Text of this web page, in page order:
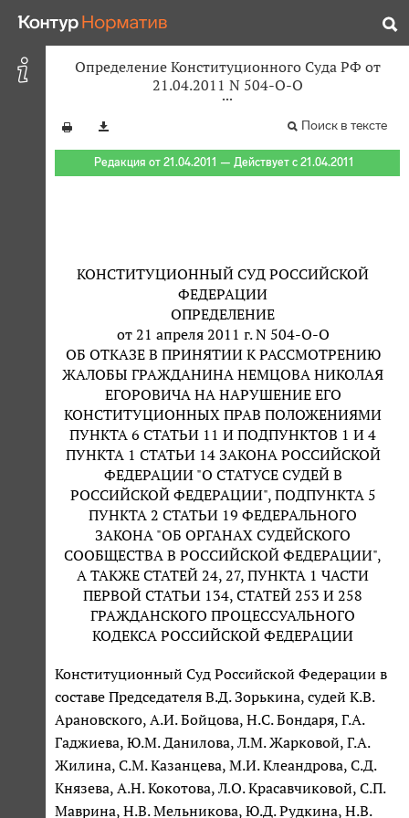
Определение Конституционного Суда РФ от
21.04.2011 N 504-О-О
Поиск в тексте
Редакция от 21.04.2011 — Действует с 21.04.2011
КОНСТИТУЦИОННЫЙ СУД РОССИЙСКОЙ
ФЕДЕРАЦИИ
ОПРЕДЕЛЕНИЕ
от 21 апреля 2011 г. N 504-О-О
ОБ ОТКАЗЕ В ПРИНЯТИИ К РАССМОТРЕНИЮ
ЖАЛОБЫ ГРАЖДАНИНА НЕМЦОВА НИКОЛАЯ
ЕГОРОВИЧА НА НАРУШЕНИЕ ЕГО
КОНСТИТУЦИОННЫХ ПРАВ ПОЛОЖЕНИЯМИ
ПУНКТА 6 СТАТЬИ 11 И ПОДПУНКТОВ 1 И 4
ПУНКТА 1 СТАТЬИ 14 ЗАКОНА РОССИЙСКОЙ
ФЕДЕРАЦИИ "О СТАТУСЕ СУДЕЙ В
РОССИЙСКОЙ ФЕДЕРАЦИИ", ПОДПУНКТА 5
ПУНКТА 2 СТАТЬИ 19 ФЕДЕРАЛЬНОГО
ЗАКОНА "ОБ ОРГАНАХ СУДЕЙСКОГО
СООБЩЕСТВА В РОССИЙСКОЙ ФЕДЕРАЦИИ",
А ТАКЖЕ СТАТЕЙ 24, 27, ПУНКТА 1 ЧАСТИ
ПЕРВОЙ СТАТЬИ 134, СТАТЕЙ 253 И 258
ГРАЖДАНСКОГО ПРОЦЕССУАЛЬНОГО
КОДЕКСА РОССИЙСКОЙ ФЕДЕРАЦИИ
Конституционный Суд Российской Федерации в
составе Председателя В.Д. Зорькина, судей К.В.
Арановского, А.И. Бойцова, Н.С. Бондаря, Г.А.
Гаджиева, Ю.М. Данилова, Л.М. Жарковой, Г.А.
Жилина, С.М. Казанцева, М.И. Клеандрова, С.Д.
Князева, А.Н. Кокотова, Л.О. Красавчиковой, С.П.
Маврина, Н.В. Мельникова, Ю.Д. Рудкина, Н.В.